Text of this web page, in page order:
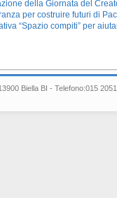
della Giornata del
per costruire futuri di
“Spazio compiti” per
Biella BI - Telefono:015